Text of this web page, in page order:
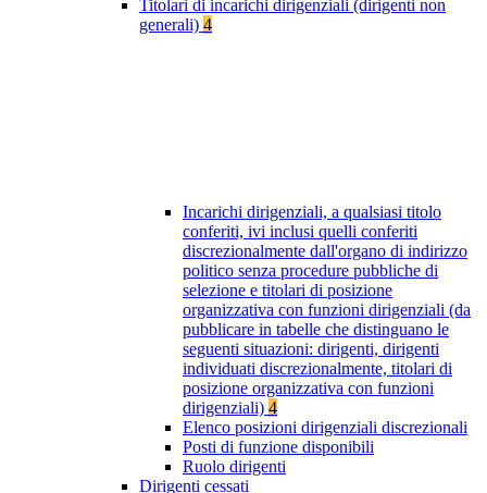
Titolari di incarichi dirigenziali (dirigenti non
generali) 4
Incarichi dirigenziali, a qualsiasi titolo
conferiti, ivi inclusi quelli conferiti
discrezionalmente dall'organo di indirizzo
politico senza procedure pubbliche di
selezione e titolari di posizione
organizzativa con funzioni dirigenziali (da
pubblicare in tabelle che distinguano le
seguenti situazioni: dirigenti, dirigenti
individuati discrezionalmente, titolari di
posizione organizzativa con funzioni
dirigenziali) 4
Elenco posizioni dirigenziali discrezionali
Posti di funzione disponibili
Ruolo dirigenti
Dirigenti cessati